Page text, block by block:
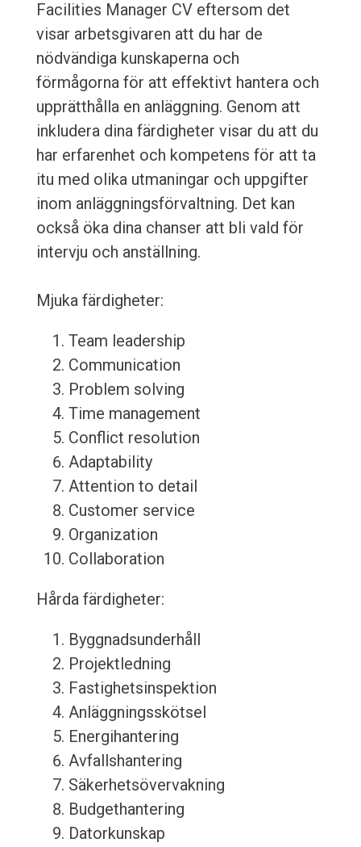
Facilities Manager CV eftersom det
visar arbetsgivaren att du har de
nödvändiga kunskaperna och
förmågorna för att effektivt hantera och
upprätthålla en anläggning. Genom att
inkludera dina färdigheter visar du att du
har erfarenhet och kompetens för att ta
itu med olika utmaningar och uppgifter
inom anläggningsförvaltning. Det kan
också öka dina chanser att bli vald för
intervju och anställning.
Mjuka färdigheter:
Team leadership
Communication
Problem solving
Time management
Conflict resolution
Adaptability
Attention to detail
Customer service
Organization
Collaboration
Hårda färdigheter:
Byggnadsunderhåll
Projektledning
Fastighetsinspektion
Anläggningsskötsel
Energihantering
Avfallshantering
Säkerhetsövervakning
Budgethantering
Datorkunskap